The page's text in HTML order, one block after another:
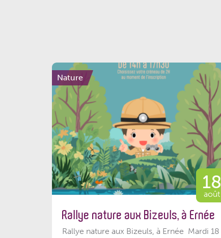
Nature
18
août
Rallye nature aux Bizeuls, à Ernée
Rallye nature aux Bizeuls, à Ernée Mardi 18